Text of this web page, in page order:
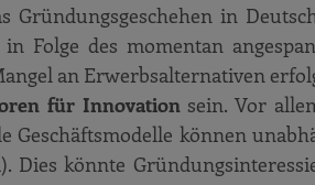
in
Folge des momentan
an Erwerbsalternativen
für Innovation sein. Vor
können
Dies könnte